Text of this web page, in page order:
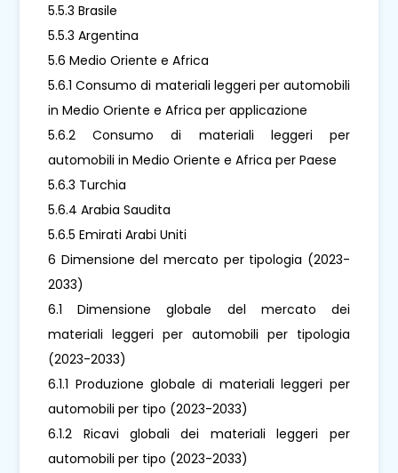
5.5.3 Brasile
5.5.3 Argentina
5.6 Medio Oriente e Africa
5.6.1 Consumo di materiali leggeri per automobili
in Medio Oriente e Africa per applicazione
5.6.2 Consumo di materiali leggeri per
automobili in Medio Oriente e Africa per Paese
5.6.3 Turchia
5.6.4 Arabia Saudita
5.6.5 Emirati Arabi Uniti
6 Dimensione del mercato per tipologia (2023-
2033)
6.1 Dimensione globale del mercato dei
materiali leggeri per automobili per tipologia
(2023-2033)
6.1.1 Produzione globale di materiali leggeri per
automobili per tipo (2023-2033)
6.1.2 Ricavi globali dei materiali leggeri per
automobili per tipo (2023-2033)